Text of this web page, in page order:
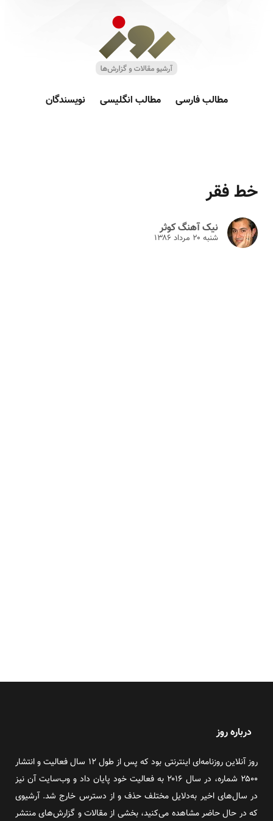
مطالب فارسی مطالب انگلیسی نویسندگان
خط فقر
نیک آهنگ کوثر
شنبه ۲۰ مرداد ۱۳۸۶
درباره روز
روز آنلاین روزنامه‌ای اینترنتی بود که پس از طول ۱۲ سال فعالیت و انتشار
۲۵۰۰ شماره، در سال ۲۰۱۶ به فعالیت خود پایان داد و وب‌سایت آن نیز
در سال‌های اخیر به‌دلایل مختلف حذف و از دسترس خارج شد. آرشیوی
که در حال حاضر مشاهده می‌کنید، بخشی از مقالات و گزارش‌های منتشر